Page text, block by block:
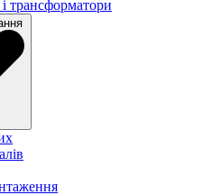
трансформатори